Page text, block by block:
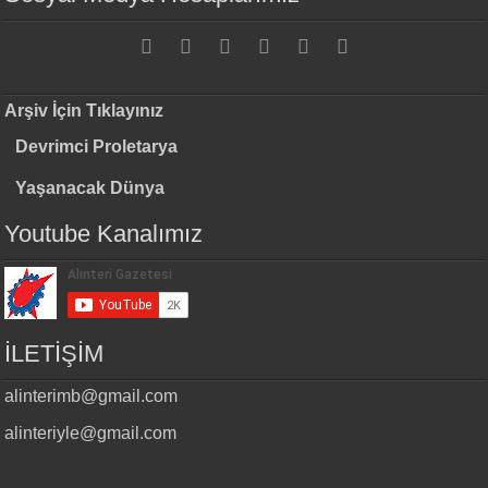
Arşiv İçin Tıklayınız
Devrimci Proletarya
Yaşanacak Dünya
Youtube Kanalımız
İLETİŞİM
alinterimb@gmail.com
alinteriyle@gmail.com